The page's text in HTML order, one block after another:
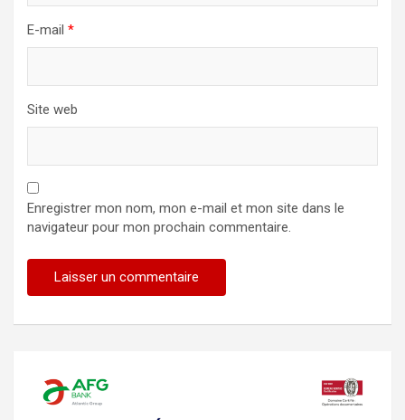
E-mail *
Site web
Enregistrer mon nom, mon e-mail et mon site dans le
navigateur pour mon prochain commentaire.